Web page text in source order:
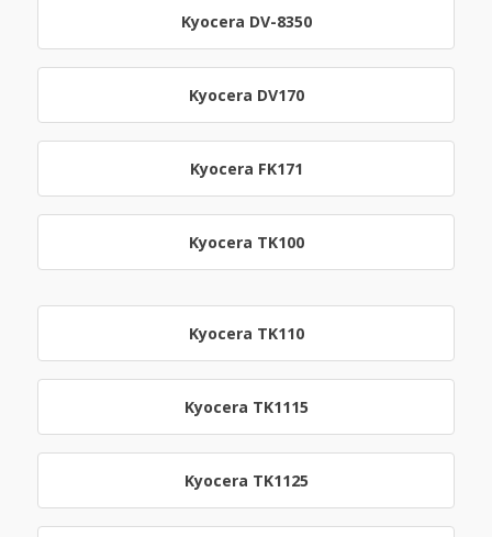
Kyocera DV-8350
Kyocera DV170
Kyocera FK171
Kyocera TK100
Kyocera TK110
Kyocera TK1115
Kyocera TK1125